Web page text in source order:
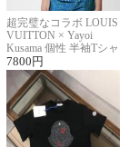
超完璧なコラボ LOUIS
VUITTON × Yayoi
Kusama 個性 半袖Tシャ
ツコピー男女兼用
7800 円